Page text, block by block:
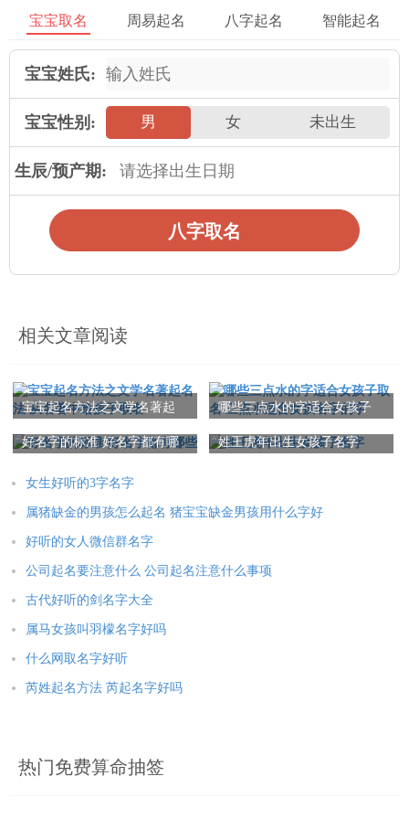
且服务质量有保障，还有严格的售后服务制度，千万客户无后顾
随着历代先贤的不断延续发展，姓名学如今已经成为了社会
公认的一种古老文化。许多综合类高校及文史类院系中都专门开
设了姓名学课程，金朋易经将姓名学界的学者与饱经实践的民间
高人汇聚在一起，取长补短，相互促进，在论证与推演的基础上
金朋易经提醒您：如何取一个好名字，如何判断一个名字的
析，有需要了解或者咨询起名方面的知识的朋友可以
本文： 取名宝典男孩
宝宝取名 周易起名 八字起名 智能起名
宝宝姓氏:
宝宝性别: 男 女 未出生
生辰/预产期:
八字取名
相关文章阅读
宝宝起名方法之文学名著起
哪些三点水的字适合女孩子
字
好名字的标准 好名字都有哪
姓王虎年出生女孩子名字
女生好听的3字名字
属猪缺金的男孩怎么起名 猪宝宝缺金男孩用什么字好
好听的女人微信群名字
公司起名要注意什么 公司起名注意什么事项
古代好听的剑名字大全
属马女孩叫羽檬名字好吗
什么网取名字好听
芮姓起名方法 芮起名字好吗
热门免费算命抽签